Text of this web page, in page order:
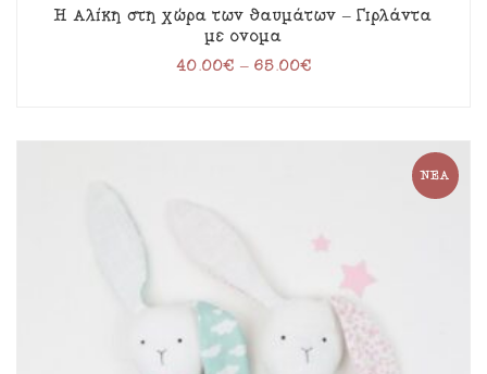
Η Αλίκη στη χώρα των θαυμάτων – Γιρλάντα
με όνομα
40.00€ – 65.00€
ΝΈΑ